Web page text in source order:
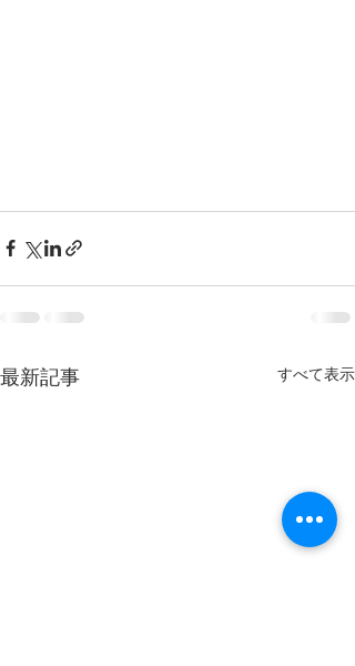
最新記事 すべて表示